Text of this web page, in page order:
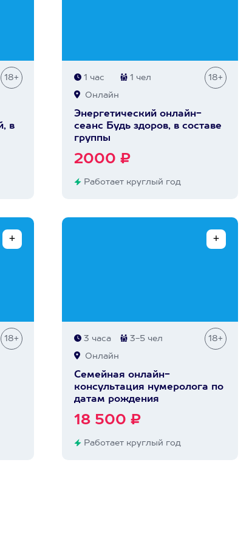
18+
в
1 час 1 чел 18+
Онлайн
Энергетический онлайн-
сеанс Будь здоров, в составе
группы
2000 ₽
Работает круглый год
18+ 3 часа 3-5 чел 18+
Онлайн
Семейная онлайн-
консультация нумеролога по
датам рождения
18 500 ₽
Работает круглый год